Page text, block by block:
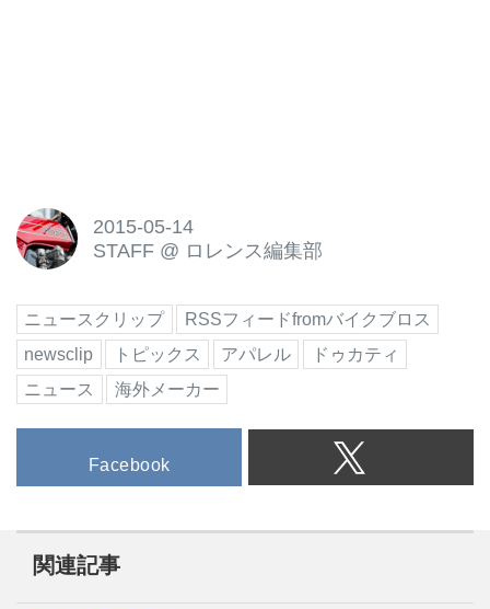
2015-05-14
STAFF @ ロレンス編集部
ニュースクリップ
RSSフィードfromバイクブロス
newsclip
トピックス アパレル
ドゥカティ
ニュース
海外メーカー
Facebook
関連記事